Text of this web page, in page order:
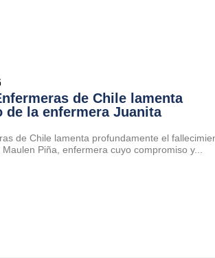
de Chile lamenta
la enfermera Juanita
de Chile lamenta profundamente el
Piña, enfermera cuyo compromiso y...